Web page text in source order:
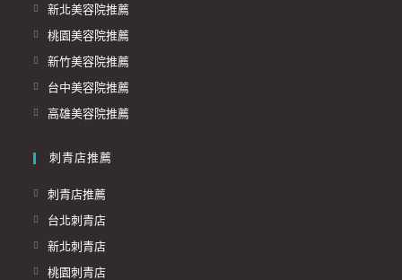
新北美容院推薦
桃園美容院推薦
新竹美容院推薦
台中美容院推薦
高雄美容院推薦
刺青店推薦
刺青店推薦
台北刺青店
新北刺青店
桃園刺青店